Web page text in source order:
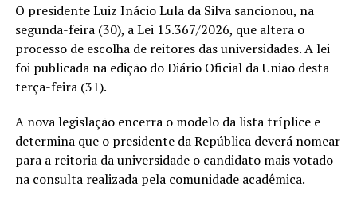
O presidente Luiz Inácio Lula da Silva sancionou, na
segunda-feira (30), a Lei 15.367/2026, que altera o
processo de escolha de reitores das universidades. A lei
foi publicada na edição do Diário Oficial da União desta
terça-feira (31).
A nova legislação encerra o modelo da lista tríplice e
determina que o presidente da República deverá nomear
para a reitoria da universidade o candidato mais votado
na consulta realizada pela comunidade acadêmica.